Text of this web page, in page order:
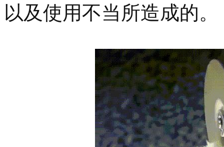
以及使用不当所造成的。